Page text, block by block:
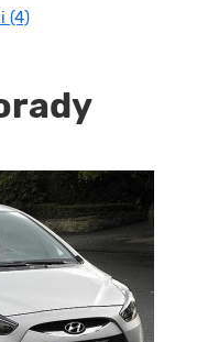
(4)